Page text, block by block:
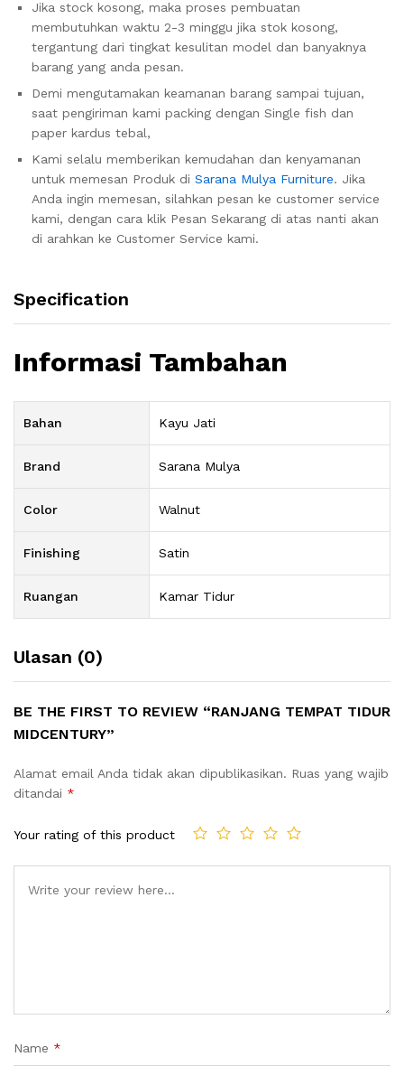
Jika stock kosong, maka proses pembuatan
membutuhkan waktu 2-3 minggu jika stok kosong,
tergantung dari tingkat kesulitan model dan banyaknya
barang yang anda pesan.
Demi mengutamakan keamanan barang sampai tujuan,
saat pengiriman kami packing dengan Single fish dan
paper kardus tebal,
Kami selalu memberikan kemudahan dan kenyamanan
untuk memesan Produk di Sarana Mulya Furniture. Jika
Anda ingin memesan, silahkan pesan ke customer service
kami, dengan cara klik Pesan Sekarang di atas nanti akan
di arahkan ke Customer Service kami.
Specification
Informasi Tambahan
Bahan Kayu Jati
Brand Sarana Mulya
Color Walnut
Finishing Satin
Ruangan Kamar Tidur
Ulasan (0)
BE THE FIRST TO REVIEW “RANJANG TEMPAT TIDUR
MIDCENTURY”
Alamat email Anda tidak akan dipublikasikan. Ruas yang wajib
ditandai *
Your rating of this product
Name *